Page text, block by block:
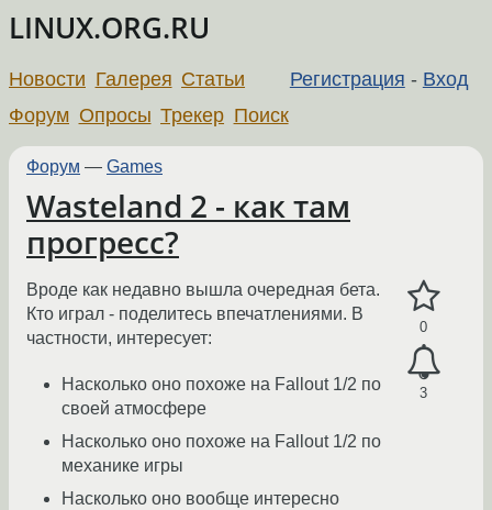
LINUX.ORG.RU
Регистрация - Вход
Новости Галерея Статьи
Форум Опросы Трекер Поиск
Форум — Games
Wasteland 2 - как там
прогресс?
0
3
Вроде как недавно вышла очередная бета.
Кто играл - поделитесь впечатлениями. В
частности, интересует:
Насколько оно похоже на Fallout 1/2 по
своей атмосфере
Насколько оно похоже на Fallout 1/2 по
механике игры
Насколько оно вообще интересно